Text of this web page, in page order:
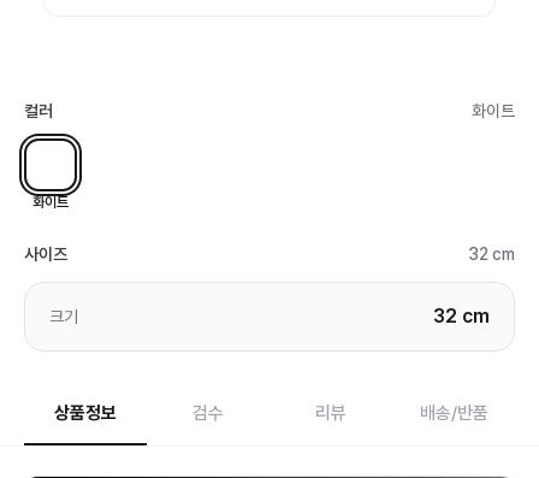
컬러 화이트
화이트
사이즈 32 cm
크기 32 cm
상품정보 검수 리뷰 배송/반품